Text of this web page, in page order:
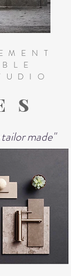
made"